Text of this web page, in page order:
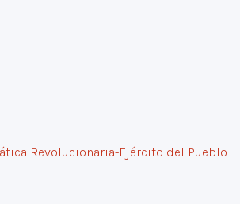
Revolucionaria-Ejército del Pueblo